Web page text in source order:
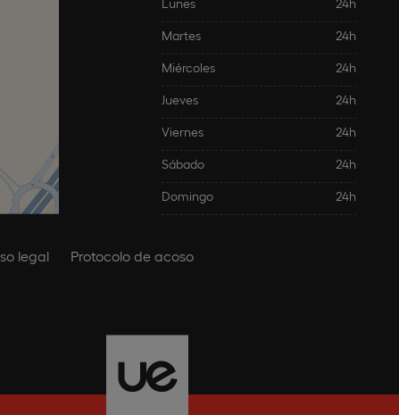
Lunes 24h
Martes 24h
Miércoles 24h
Jueves 24h
Viernes 24h
Sábado 24h
Domingo 24h
legal Protocolo de acoso